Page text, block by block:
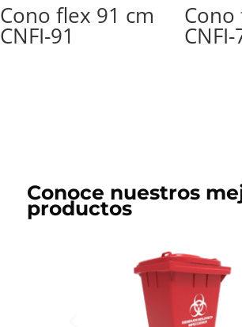
Cono flex 91 cm
CNFI-91
Cono
CNFI-
Conoce nuestros
productos